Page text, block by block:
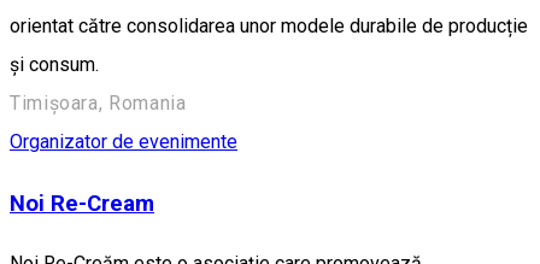
orientat către consolidarea unor modele durabile de producție
și consum.
Timișoara, Romania
Organizator de evenimente
Noi Re-Cream